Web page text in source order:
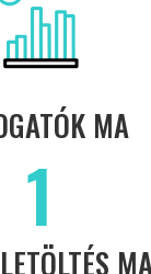
MA
1